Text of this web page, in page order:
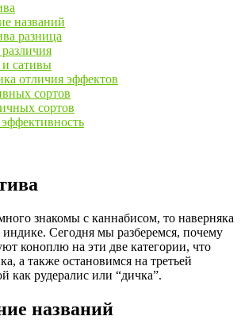
названий
разница
сативы
отличия эффектов
сортов
сортов
знакомы с каннабисом, то наверняка
Сегодня мы разберемся, почему
коноплю на эти две категории, что
а также остановимся на третьей
как рудералис или “дичка”.
названий